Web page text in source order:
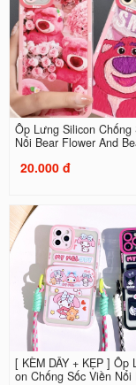
Ốp Lưng Silicon Chống
Nổi Bear Flower And
20.000 đ
[ KÈM DÂY + KẸP ] Ốp
on Chống Sốc Viền Nổi